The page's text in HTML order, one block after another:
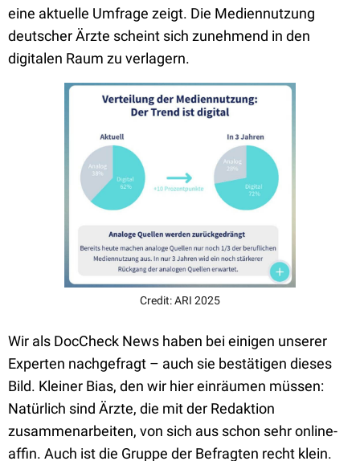
eine aktuelle Umfrage zeigt. Die Mediennutzung
deutscher Ärzte scheint sich zunehmend in den
digitalen Raum zu verlagern.
Credit: ARI 2025
Wir als DocCheck News haben bei einigen unserer
Experten nachgefragt – auch sie bestätigen dieses
Bild. Kleiner Bias, den wir hier einräumen müssen:
Natürlich sind Ärzte, die mit der Redaktion
zusammenarbeiten, von sich aus schon sehr online-
affin. Auch ist die Gruppe der Befragten recht klein.